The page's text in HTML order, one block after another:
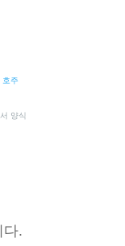
호주
양식
다.